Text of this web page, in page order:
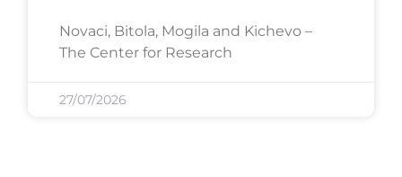
Novaci, Bitola, Mogila and Kichevo –
The Center for Research
27/07/2026